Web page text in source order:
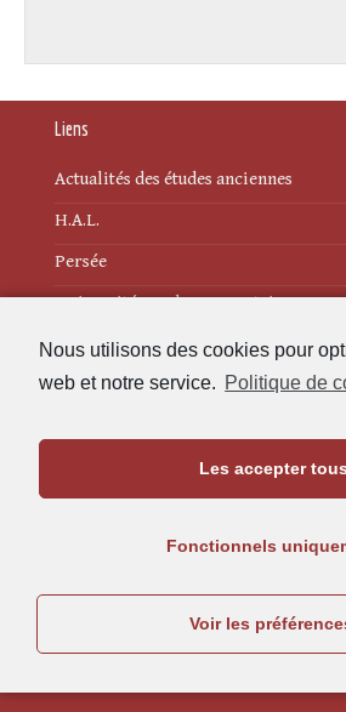
Nous utilisons des cookies pour
web et notre service. Politique de
Les accepter tous
Fonctionnels
Voir les
Liens
Actualités des études anciennes
H.A.L.
Persée
Université Bordeaux Montaigne
Mentions légales
Maison de l'Archéologie
Université Bordeaux Montaigne